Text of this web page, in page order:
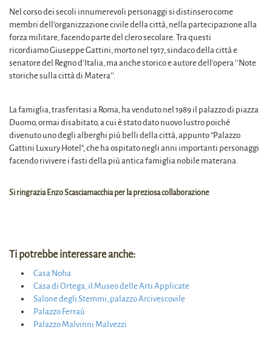
Nel corso dei secoli innumerevoli personaggi si distinsero come
membri dell’organizzazione civile della città, nella partecipazione alla
forza militare, facendo parte del clero secolare. Tra questi
ricordiamo Giuseppe Gattini, morto nel 1917, sindaco della città e
senatore del Regno d’Italia, ma anche storico e autore dell’opera ‘’Note
storiche sulla città di Matera’’.
La famiglia, trasferitasi a Roma, ha venduto nel 1989 il palazzo di piazza
Duomo, ormai disabitato, a cui è stato dato nuovo lustro poiché
divenuto uno degli alberghi più belli della città, appunto “Palazzo
Gattini Luxury Hotel“, che ha ospitato negli anni importanti personaggi
facendo rivivere i fasti della più antica famiglia nobile materana.
Si ringrazia Enzo Scasciamacchia per la preziosa collaborazione
Ti potrebbe interessare anche:
Casa Noha
Casa di Ortega, il Museo delle Arti Applicate
Salone degli Stemmi, palazzo Arcivescovile
Palazzo Ferraù
Palazzo Malvinni Malvezzi